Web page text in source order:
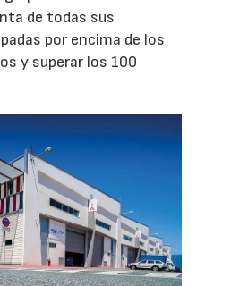
de todas sus
por encima de los
y superar los 100